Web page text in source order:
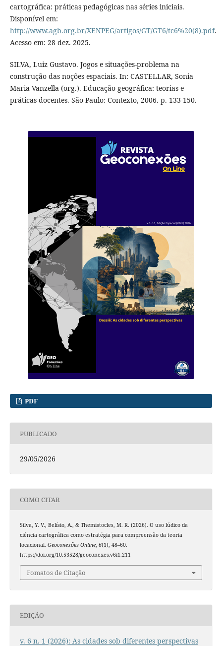
cartográfica: práticas pedagógicas nas séries iniciais.
Disponível em:
http://www.agb.org.br/XENPEG/artigos/GT/GT6/tc6%20(8).pdf.
Acesso em: 28 dez. 2025.
SILVA, Luiz Gustavo. Jogos e situações-problema na
construção das noções espaciais. In: CASTELLAR, Sonia
Maria Vanzella (org.). Educação geográfica: teorias e
práticas docentes. São Paulo: Contexto, 2006. p. 133-150.
PDF
PUBLICADO
29/05/2026
COMO CITAR
Silva, Y. V., Belísio, A., & Themistocles, M. R. (2026). O uso lúdico da
ciência cartográfica como estratégia para compreensão da teoria
locacional. Geoconexões Online, 6(1), 48–60.
https://doi.org/10.53528/geoconexes.v6i1.211
Fomatos de Citação
EDIÇÃO
v. 6 n. 1 (2026): As cidades sob diferentes perspectivas